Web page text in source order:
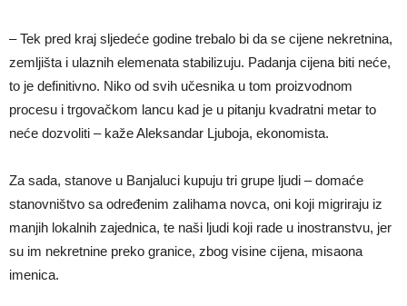
– Tek pred kraj sljedeće godine trebalo bi da se cijene nekretnina,
zemljišta i ulaznih elemenata stabilizuju. Padanja cijena biti neće,
to je definitivno. Niko od svih učesnika u tom proizvodnom
procesu i trgovačkom lancu kad je u pitanju kvadratni metar to
neće dozvoliti – kaže Aleksandar Ljuboja, ekonomista.
Za sada, stanove u Banjaluci kupuju tri grupe ljudi – domaće
stanovništvo sa određenim zalihama novca, oni koji migriraju iz
manjih lokalnih zajednica, te naši ljudi koji rade u inostranstvu, jer
su im nekretnine preko granice, zbog visine cijena, misaona
imenica.